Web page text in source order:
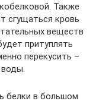
Также
сгущаться кровь
веществ
притуплять
перекусить –
воды.
белки в большом